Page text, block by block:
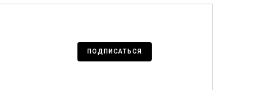
ПОДПИСАТЬСЯ